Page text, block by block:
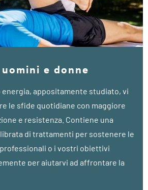
e donne
appositamente studiato, vi
le sfide quotidiane con maggiore
e resistenza. Contiene una
di trattamenti per sostenere le
o i vostri obiettivi
per aiutarvi ad affrontare la
vigore.